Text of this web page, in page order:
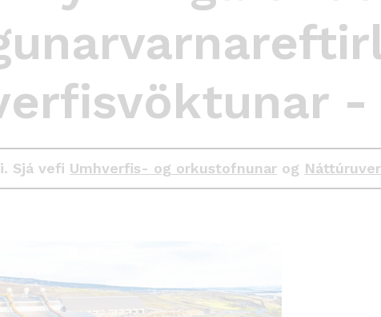
-
Sjá vefi Umhverfis- og orkustofnunar og